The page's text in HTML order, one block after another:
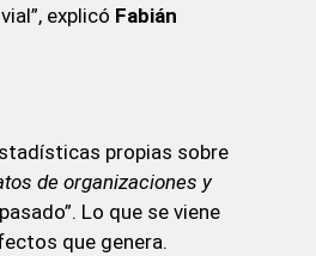
explicó Fabián
propias sobre
de organizaciones y
pasado”. Lo que se viene
que genera.